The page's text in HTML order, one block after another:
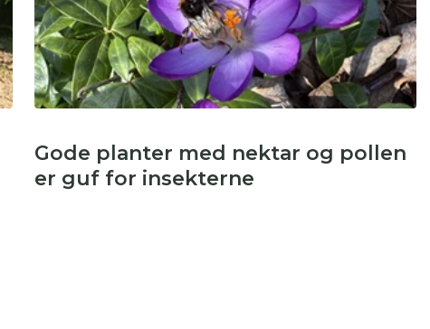
Gode planter med nektar og pollen
er guf for insekterne